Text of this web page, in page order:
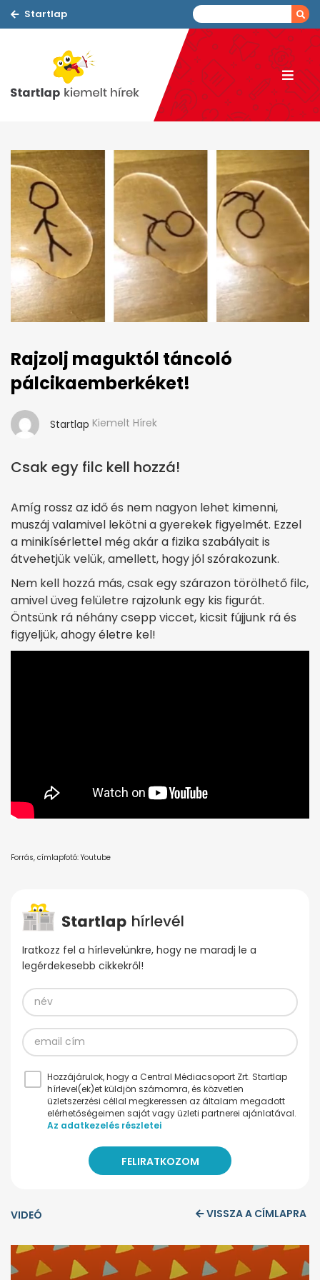
Startlap
Rajzolj maguktól táncoló
pálcikaemberkéket!
Startlap Kiemelt Hírek
Csak egy filc kell hozzá!
Amíg rossz az idő és nem nagyon lehet kimenni,
muszáj valamivel lekötni a gyerekek figyelmét. Ezzel
a minikísérlettel még akár a fizika szabályait is
átvehetjük velük, amellett, hogy jól szórakozunk.
Nem kell hozzá más, csak egy szárazon törölhető filc,
amivel üveg felületre rajzolunk egy kis figurát.
Öntsünk rá néhány csepp viccet, kicsit fújjunk rá és
figyeljük, ahogy életre kel!
Forrás, címlapfotó: Youtube
Iratkozz fel a hírlevelünkre, hogy ne maradj le a
legérdekesebb cikkekről!
Hozzájárulok, hogy a Central Médiacsoport Zrt. Startlap
hírlevel(ek)et küldjön számomra, és közvetlen
üzletszerzési céllal megkeressen az általam megadott
elérhetőségeimen saját vagy üzleti partnerei ajánlatával.
Az adatkezelés részletei
VIDEÓ VISSZA A CÍMLAPRA